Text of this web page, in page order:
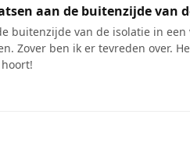
aan de buitenzijde van
buitenzijde van de isolatie in
Zover ben ik er tevreden over.